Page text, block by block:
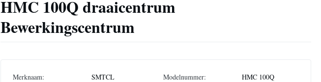
HMC 100Q draaicentrum
Bewerkingscentrum
Merknaam: SMTCL Modelnummer: HMC 100Q